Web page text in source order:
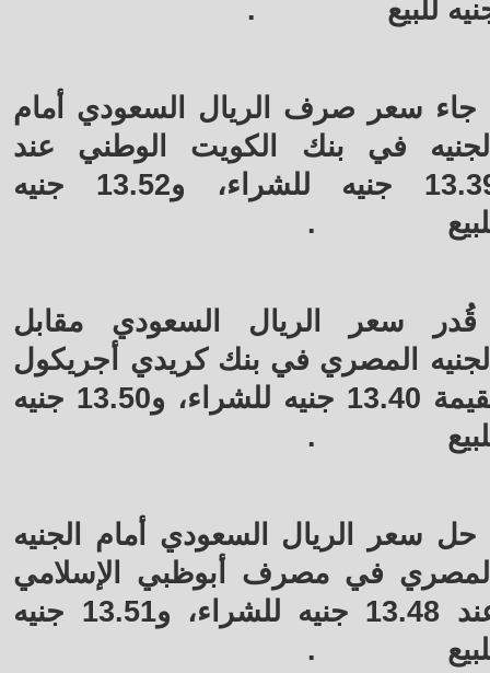
للبيع
.
جاء سعر صرف الريال السعودي أمام
في بنك الكويت الوطني عند
13.39 جنيه للشراء، و13.52 جنيه
.
قُدر سعر الريال السعودي مقابل
المصري في بنك كريدي أجريكول
بقيمة 13.40 جنيه للشراء، و13.50 جنيه
.
حل سعر الريال السعودي أمام الجنيه
في مصرف أبوظبي الإسلامي
عند 13.48 جنيه للشراء، و13.51 جنيه
.